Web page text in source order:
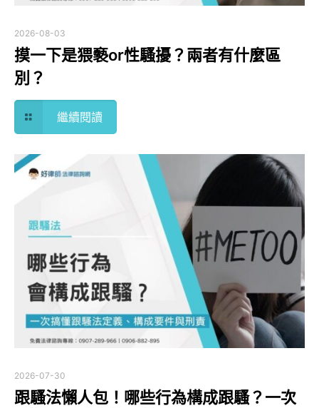
2026-08-03
摸一下是猥褻or性騷擾？兩者有什麼區
別？
繼續閱讀
2026-07-30
跟騷法懶人包！哪些行為構成跟騷？一次